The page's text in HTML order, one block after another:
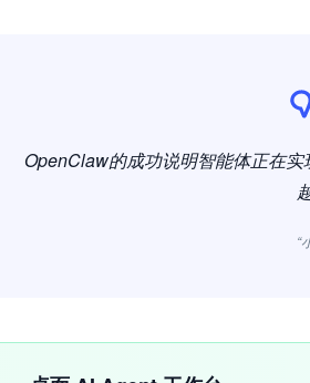
OpenClaw的成功说明智能体正在
“